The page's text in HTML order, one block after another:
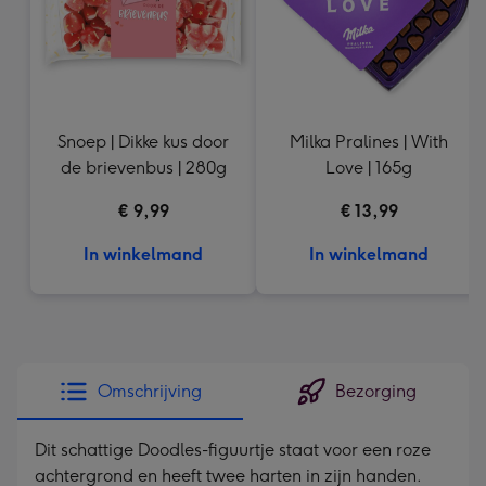
Snoep | Dikke kus door
de brievenbus | 280g
€ 9,99
In winkelmand
Milka Pralines | With
Love | 165g
€ 13,99
In winkelmand
Omschrijving Bezorging
Dit schattige Doodles-figuurtje staat voor een roze
achtergrond en heeft twee harten in zijn handen.